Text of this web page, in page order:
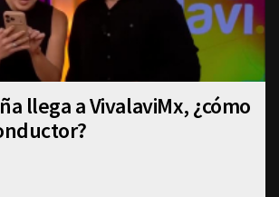
llega a VivalaviMx, ¿cómo